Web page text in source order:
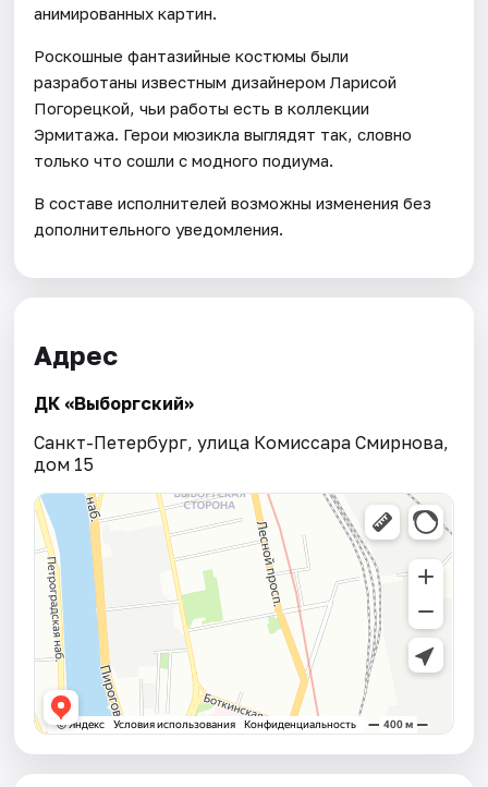
анимированных картин.
Роскошные фантазийные костюмы были
разработаны известным дизайнером Ларисой
Погорецкой, чьи работы есть в коллекции
Эрмитажа. Герои мюзикла выглядят так, словно
только что сошли с модного подиума.
В составе исполнителей возможны изменения без
дополнительного уведомления.
Адрес
ДК «Выборгский»
Санкт-Петербург, улица Комиссара Смирнова,
дом 15